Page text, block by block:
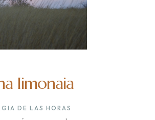
limonaia
DE LAS HORAS